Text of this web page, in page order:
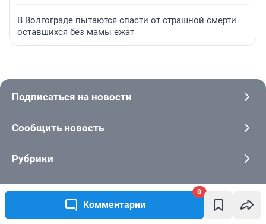
Комментарии
0
В Волгограде пытаются спасти от страшной смерти
оставшихся без мамы ежат
Подписаться на новости
Сообщить новость
Рубрики
Реклама на сайте
Прайс-лист